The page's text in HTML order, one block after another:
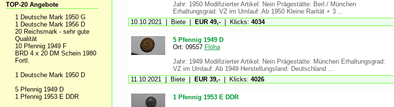
TOP-20 Angebote
1 Deutsche Mark 1950 G
1 Deutsche Mark 1956 D
20 Reichsmark - sehr gute
Qualität
10 Pfennig 1949 F
BRD 4 x 20 DM Schein 1980
Fortl.
1 Deutsche Mark 1950 D
5 Pfennig 1949 D
1 Pfennig 1953 E DDR
Jahr: 1950 Modifizierter Artikel: Nein Prägestätte: Berl./ München
Erhaltungsgrad: VZ im Umlauf: Ab 1950 Kleine Rarität + 3 ...
10.10.2021 | Biete |
EUR 49,-| Klicks: 4034
5 Pfennig 1949 D
Ort: 09557 Flöha
Jahr: 1949 Modifizierter Artikel: Nein Prägestätte: München Erhaltungsgrad:
VZ im Umlauf: Ab 1949 Herstellungsland: Deutschland ...
11.10.2021 | Biete |
EUR 39,-| Klicks: 4026
1 Pfennig 1953 E DDR